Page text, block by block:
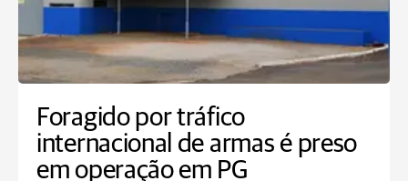
Foragido por tráfico
internacional de armas é preso
em operação em PG